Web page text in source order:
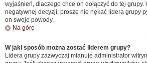
wyjaśnień, dlaczego chce on dołączyć do tej
negatywnej decyzji, proszę nie nękać lidera grupy
on swoje powody.
Na górę
W jaki sposób można zostać liderem grupy?
Lidera grupy zazwyczaj mianuje administrator